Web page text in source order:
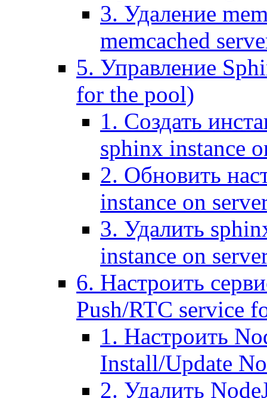
3. Удаление
memcached
5. Управление
for the pool)
1. Создать
sphinx instance
2. Обновить
instance on
3. Удалить
instance on
6. Настроить
Push/RTC service
1. Настроить
Install/Update
2. Удалить